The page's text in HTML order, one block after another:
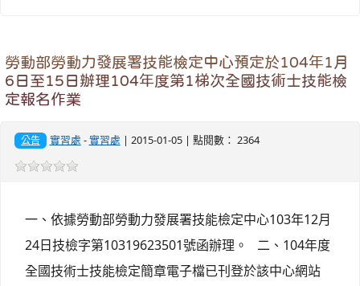
勞動部勞動力發展署技能檢定中心預定於104年1月
6日至15日辦理104年度第1梯次全國技術士技能檢
定報名作業
公告 實習處 -實習處 | 2015-01-05 | 點閱數： 2364
一、依據勞動部勞動力發展署技能檢定中心103年12月
24日技檢字第10319623501號函辦理。 二、104年度
全國技術士技能檢定簡章電子檔已刊登於該中心網站